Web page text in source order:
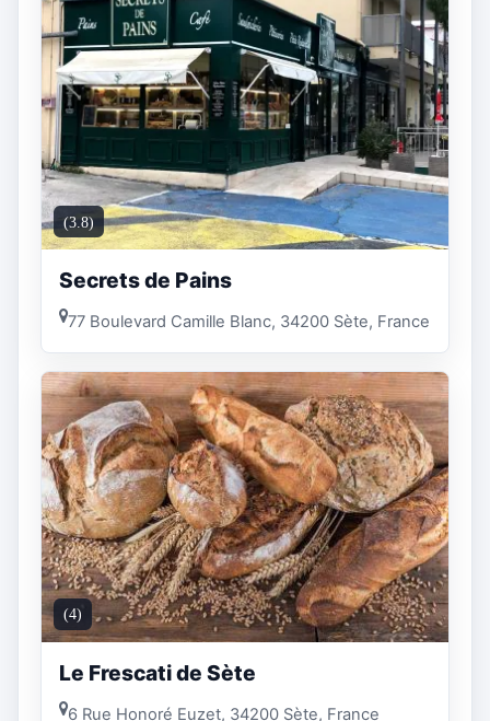
(3.8)
Secrets de Pains
77 Boulevard Camille Blanc, 34200 Sète, France
(4)
Le Frescati de Sète
6 Rue Honoré Euzet, 34200 Sète, France